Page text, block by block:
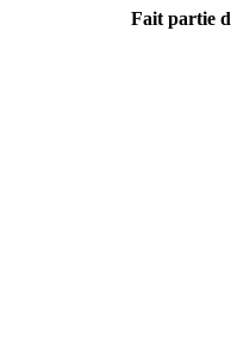
Fait partie